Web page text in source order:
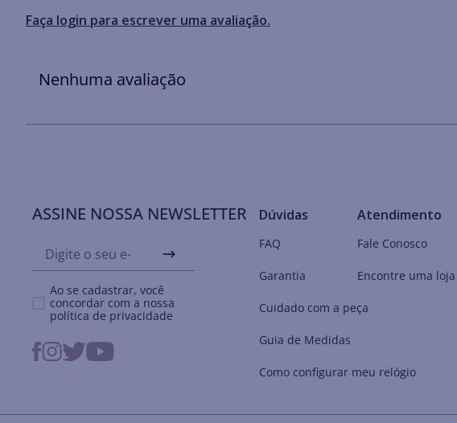
Faça login para escrever uma avaliação.
Nenhuma avaliação
ASSINE NOSSA NEWSLETTER
Ao se cadastrar, você
concordar com a nossa
política de privacidade
Dúvidas
FAQ
Garantia
Cuidado com a peça
Guia de Medidas
Como configurar meu relógio
Atendimento
Fale Conosco
Encontre uma loja